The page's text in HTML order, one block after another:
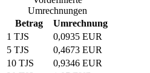
Umrechnungen
Betrag
Umrechnung
1 TJS
0,0935 EUR
5 TJS
0,4673 EUR
10 TJS
0,9346 EUR